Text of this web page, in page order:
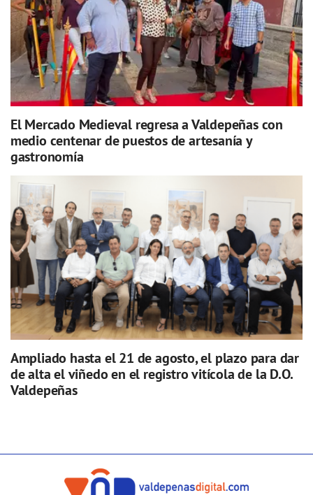
El Mercado Medieval regresa a Valdepeñas con
medio centenar de puestos de artesanía y
gastronomía
Ampliado hasta el 21 de agosto, el plazo para dar
de alta el viñedo en el registro vitícola de la D.O.
Valdepeñas